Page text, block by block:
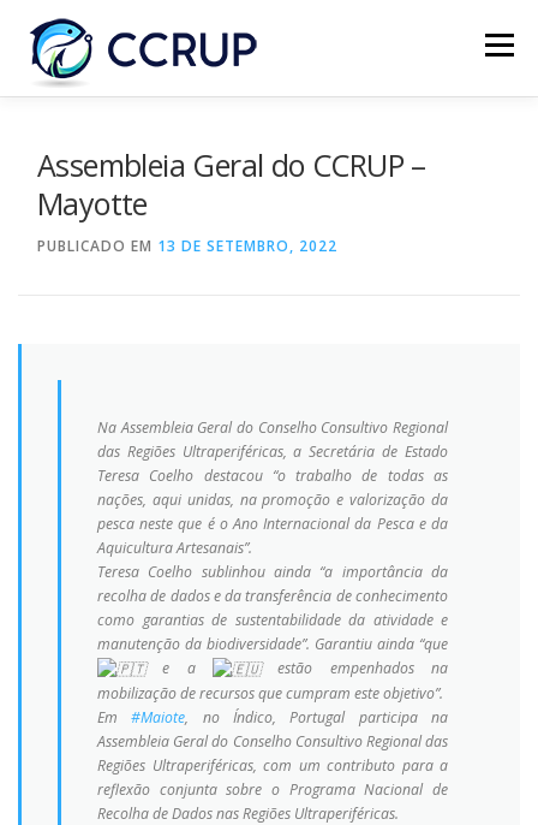
Menu
Assembleia Geral do CCRUP –
Mayotte
PUBLICADO EM 13 DE SETEMBRO, 2022
Na Assembleia Geral do Conselho Consultivo Regional
das Regiões Ultraperiféricas, a Secretária de Estado
Teresa Coelho destacou “o trabalho de todas as
nações, aqui unidas, na promoção e valorização da
pesca neste que é o Ano Internacional da Pesca e da
Aquicultura Artesanais”.
Teresa Coelho sublinhou ainda “a importância da
recolha de dados e da transferência de conhecimento
como garantias de sustentabilidade da atividade e
manutenção da biodiversidade”. Garantiu ainda “que
e a
estão empenhados na
mobilização de recursos que cumpram este objetivo”.
Em#Maiote, no Índico, Portugal participa na
Assembleia Geral do Conselho Consultivo Regional das
Regiões Ultraperiféricas, com um contributo para a
reflexão conjunta sobre o Programa Nacional de
Recolha de Dados nas Regiões Ultraperiféricas.